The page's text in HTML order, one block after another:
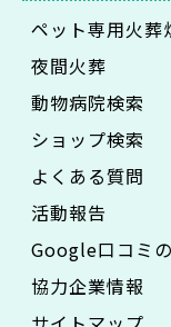
ペット専用火葬
夜間火葬
動物病院検索
ショップ検索
よくある質問
活動報告
Google口コミ
協力企業情報